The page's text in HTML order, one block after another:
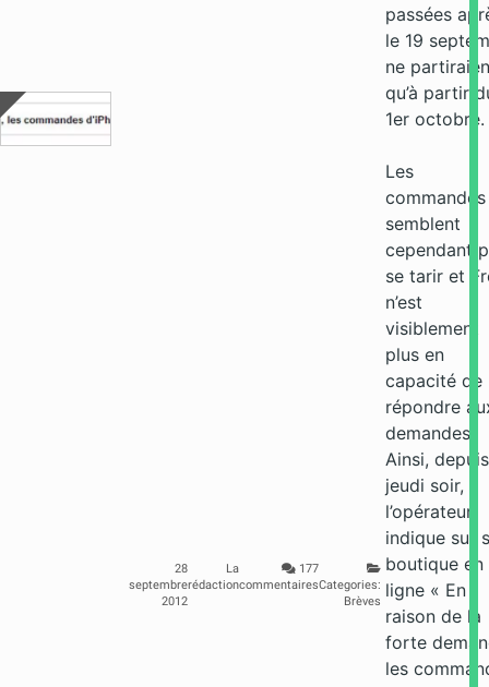
28
septembre
2012
La
rédaction
177
commentairesCategories:
Brèves
passées
le 19
ne
qu’à partir
1er octobre.
Les
semblent
cependant
se tarir et
n’est
visiblement
plus en
capacité de
répondre
demandes.
Ainsi, depuis
jeudi soir,
l’opérateur
indique sur
boutique en
ligne « En
raison de la
forte
les